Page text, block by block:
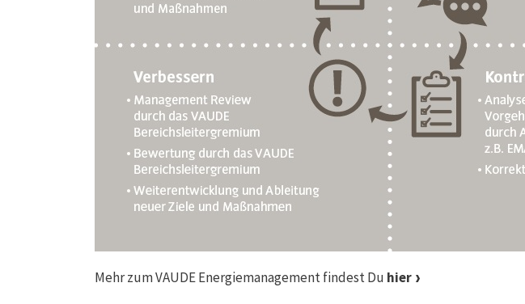
Mehr zum VAUDE Energiemanagement findest Du hier